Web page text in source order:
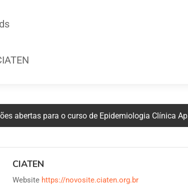
abertas para o curso de Epidemiologia Clínica Aplicada à Investigação Científica
CIATEN
Website https://novosite.ciaten.org.br